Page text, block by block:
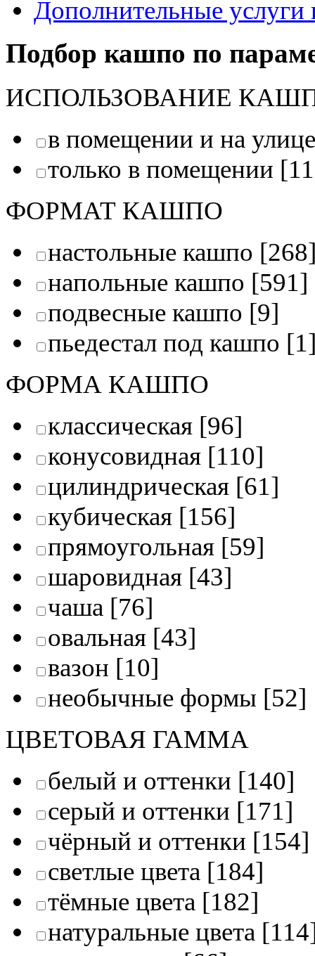
Дополнительные услуги
Подбор кашпо по
ИСПОЛЬЗОВАНИЕ
в помещении и на улице
только в помещении
ФОРМАТ КАШПО
настольные кашпо
напольные кашпо [591]
подвесные кашпо [9]
пьедестал под кашпо
ФОРМА КАШПО
классическая [96]
конусовидная [110]
цилиндрическая [61]
кубическая [156]
прямоугольная [59]
шаровидная [43]
чаша [76]
овальная [43]
вазон [10]
необычные формы [52]
ЦВЕТОВАЯ ГАММА
белый и оттенки [140]
серый и оттенки [171]
чёрный и оттенки [154]
светлые цвета [184]
тёмные цвета [182]
натуральные цвета